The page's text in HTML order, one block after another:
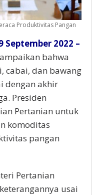
Produktivitas Pangan
September 2022 –
bahwa
cabai, dan bawang
dengan akhir
Presiden
Pertanian untuk
komoditas
pangan
Pertanian
usai